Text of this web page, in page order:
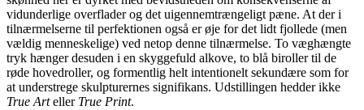
vidunderlige overflader og det uigennemtrængeligt pæne. At der i
tilnærmelserne til perfektionen også er øje for det lidt fjollede (men
vældig menneskelige) ved netop denne tilnærmelse. To væghængte
tryk hænger desuden i en skyggefuld alkove, to blå biroller til de
røde hovedroller, og formentlig helt intentionelt sekundære som for
at understrege skulpturernes signifikans. Udstillingen hedder ikke
True Arteller True Print.